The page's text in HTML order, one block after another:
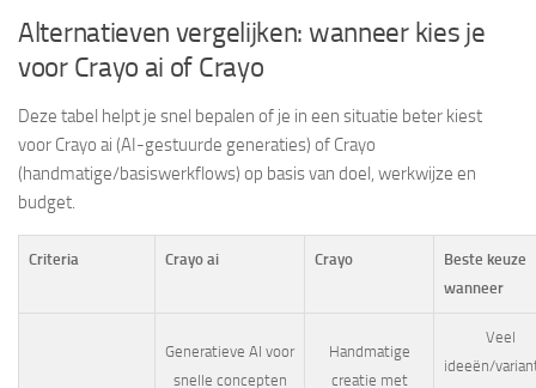
Alternatieven vergelijken: wanneer kies je
voor Crayo ai of Crayo
Deze tabel helpt je snel bepalen of je in een situatie beter kiest
voor Crayo ai (AI-gestuurde generaties) of Crayo
(handmatige/basiswerkflows) op basis van doel, werkwijze en
budget.
Criteria Crayo ai Crayo
Beste keuze
wanneer
Generatieve AI voor
snelle concepten
Handmatige
creatie met
Veel
ideeën/